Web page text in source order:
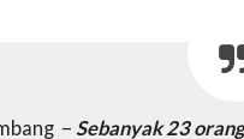
– Sebanyak 23